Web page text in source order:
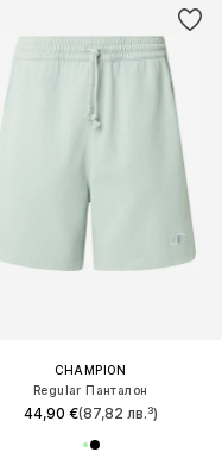
CHAMPION
Regular Панталон
44,90 €(87,82 лв.³)